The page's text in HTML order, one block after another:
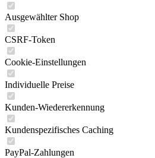
Ausgewählter Shop
CSRF-Token
Cookie-Einstellungen
Individuelle Preise
Kunden-Wiedererkennung
Kundenspezifisches Caching
PayPal-Zahlungen